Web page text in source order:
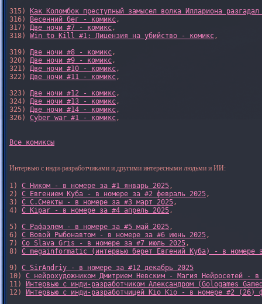
315)
Как Коломбок преступный замысел волка Иллариона
316)
Весенний бег - комикс,
317) Две ночи #7 - комикс,
318) Win to Kill #1: Лицензия на убийство - комикс,
319) Две ночи #8 - комикс,
320) Две ночи #9 - комикс,
321) Две ночи #10 - комикс,
322) Две ночи #11 - комикс,
323) Две ночи #12 - комикс,
324) Две ночи #13 - комикс,
325) Две ночи #14 - комикс,
326) Cyber war #1 - комикс,
Все комиксы
Интервью с инди-разработчиками и другими интересными людьми и ИИ:
1) С Ником - в номере за #1 январь 2025,
2) С Евгением Куба - в номере за #2 февраль 2025,
3) С С.Смекты - в номере за #3 март 2025,
4) С Kipar - в номере за #4 апрель 2025,
5) С Рафаэлем - в номере за #5 май 2025,
6) С Вовой Рыбонавтом - в номере за #6 июнь 2025,
7) Со Slava Gris - в номере за #7 июль 2025,
8) С megainformatic (интервью берет Евгений Куба) - в номере
9) С SirAndriy - в номере за #12 декабрь 2025
10) С нейрохудожником Дмитрием Невским - Магия Нейросетей -
11)
Интервью с инди-разработчиком Александром (Gologames
12)
Интервью с инди-разработчицей Kio Kio - в номере #2 (26)